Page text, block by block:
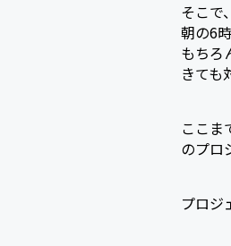
そこで
朝の6
もちろ
きても
ここま
のプロ
プロジ